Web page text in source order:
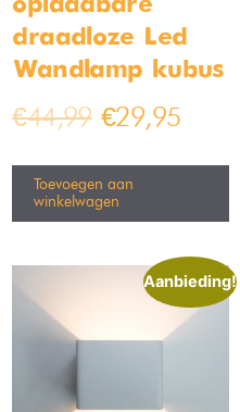
draadloze Led
Wandlamp kubus
€44,99 €29,95
Toevoegen aan
winkelwagen
Aanbieding!